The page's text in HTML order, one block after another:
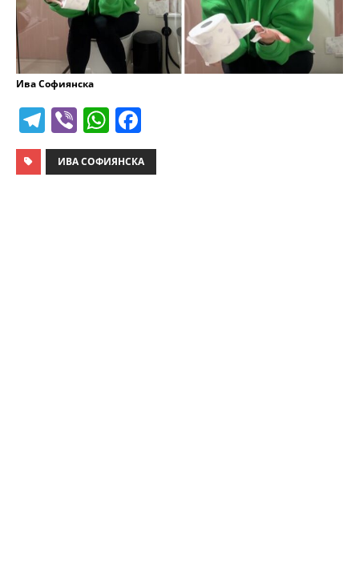
Ива Софиянска
T
el
e
Vi
b
er
W
h
at
a
c
ИВА СОФИЯНСКА